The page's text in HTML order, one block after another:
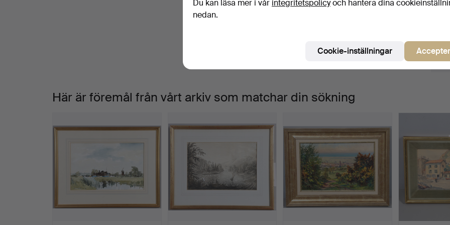
Pågående
Här är föremål från vårt arkiv som matchar din sökning
Du kan läsa mer i vår integritetspolicyoch hantera dina
nedan.
Cookie-inställningar